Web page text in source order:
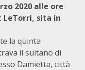
2020 alle ore
LeTorri, sita in
la quinta
il sultano di
Damietta, città